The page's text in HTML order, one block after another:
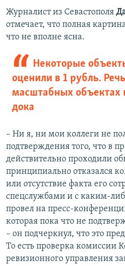
Журналист из Севастополя
отмечает, что полная
что не вполне ясна.
Некоторые
оценили в 1 рубль.
масштабных объектах
дока
– Ни я, ни мои коллеги не
подтверждения того, что в
действительно проходили
принципиально отказался
или отсутствие факта его
спецслужбами и с каким-
провел на пресс-
которая пока что не
– он подчеркнул, что это
То есть проверка комиссии
ревизионного управления